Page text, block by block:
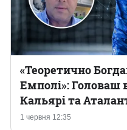
1 червня 12:35
«Теоретично
Емполі»: Головаш
Кальярі та